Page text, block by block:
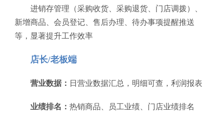
进销存管理（采购收货、采购退货、门店调拨）、
新增商品、会员登记、售后办理、待办事项提醒推送
等，显著提升工作效率
店长/老板端
营业数据： 日营业数据汇总，明细可查，利润报表
业绩排名： 热销商品、员工业绩、门店业绩排名